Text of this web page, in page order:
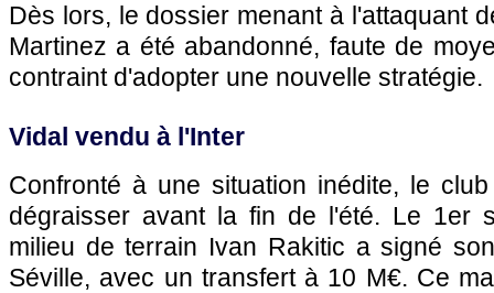
Dès lors, le dossier menant à l'attaquant
Martinez a été abandonné, faute de
contraint d'adopter une nouvelle stratégie.
Vidal vendu à l'Inter
Confronté à une situation inédite, le
dégraisser avant la fin de l'été. Le 1er
milieu de terrain Ivan Rakitic a signé
Séville, avec un transfert à 10 M€. Ce